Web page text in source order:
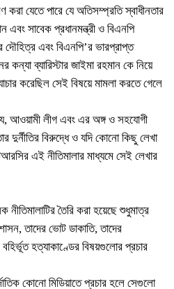
করা যেতে পারে যে অতিসম্প্রতি স্বাধীনতার
এবং সাবেক প্রধানমন্ত্রী ও বিএনপি
দৌহিত্র এবং বিএনপি’র ভারপ্রাপ্ত
কন্যা ব্যারিস্টার জাইমা রহমান কে নিয়ে
করেছিল সেই বিষয়ে মামলা করতে গেলে
আওয়ামী লীগ এবং এর অঙ্গ ও সহযোগী
দুর্নীতির বিরুদ্ধে ও যদি কোনো কিছু লেখা
এই নীতিমালার মাধ্যমে সেই লেখার
তৈরি করা হয়েছে শুধুমাত্র
তাদের ভোট ডাকাতি, তাদের
হত্যাকাণ্ডের বিষয়গুলোর প্রচার
কোনো মিডিয়াতে প্রচার হলে সেগুলো